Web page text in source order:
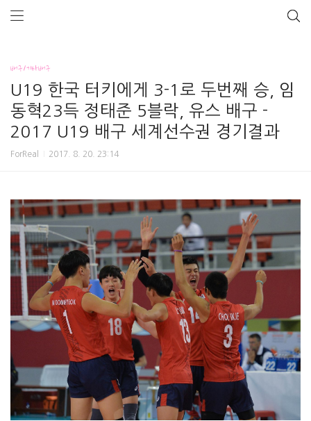
배구/기타배구
U19 한국 터키에게 3-1로 두번째 승, 임
동혁23득 정태준 5블락, 유스 배구 -
2017 U19 배구 세계선수권 경기결과
ForReal 2017. 8. 20. 23:14